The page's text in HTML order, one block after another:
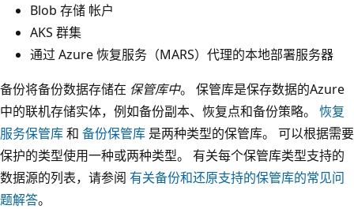
Blob 存储 帐户
AKS 群集
通过 Azure 恢复服务（MARS）代理的本地部署服务器
备份将备份数据存储在 保管库中。 保管库是保存数据的Azure
中的联机存储实体，例如备份副本、恢复点和备份策略。 恢复
服务保管库和 备份保管库 是两种类型的保管库。 可以根据需要
保护的类型使用一种或两种类型。 有关每个保管库类型支持的
数据源的列表，请参阅 有关备份和还原支持的保管库的常见问
题解答。